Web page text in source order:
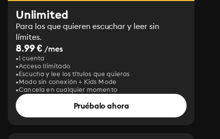
Unlimited
Para los que quieren escuchar y leer sin
límites.
8.99 € /mes
1 cuenta
Acceso Ilimitado
Escucha y lee los títulos que quieras
Modo sin conexión + Kids Mode
Cancela en cualquier momento
Pruébalo ahora